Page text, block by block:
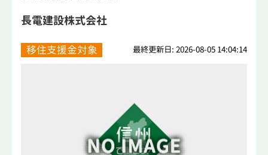
長電建設株式会社
移住支援金対象 最終更新日: 2026-08-05 14:04:14